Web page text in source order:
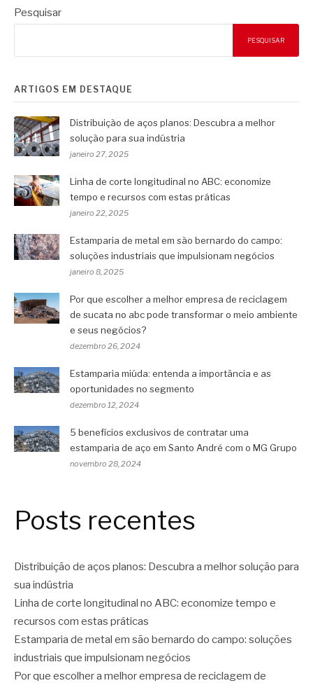
Pesquisar
PESQUISAR
ARTIGOS EM DESTAQUE
Distribuição de aços planos: Descubra a melhor
solução para sua indústria
janeiro 27, 2025
Linha de corte longitudinal no ABC: economize
tempo e recursos com estas práticas
janeiro 22, 2025
Estamparia de metal em são bernardo do campo:
soluções industriais que impulsionam negócios
janeiro 8, 2025
Por que escolher a melhor empresa de reciclagem
de sucata no abc pode transformar o meio ambiente
e seus negócios?
dezembro 26, 2024
Estamparia miúda: entenda a importância e as
oportunidades no segmento
dezembro 12, 2024
5 benefícios exclusivos de contratar uma
estamparia de aço em Santo André com o MG Grupo
novembro 28, 2024
Posts recentes
Distribuição de aços planos: Descubra a melhor solução para
sua indústria
Linha de corte longitudinal no ABC: economize tempo e
recursos com estas práticas
Estamparia de metal em são bernardo do campo: soluções
industriais que impulsionam negócios
Por que escolher a melhor empresa de reciclagem de